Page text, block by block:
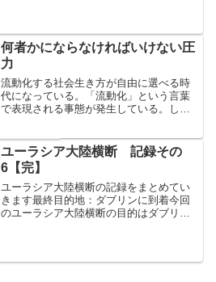
ーター 15824km1日走行距離 ...
何者かにならなければいけない圧
力
流動化する社会生き方が自由に選べる時
代になっている。「流動化」という言葉
で表現される事態が発生している。しか
て）自分自身がそれにコミットしていか
なければならないわけである...
ユーラシア大陸横断 記録その
6【完】
ユーラシア大陸横断の記録をまとめてい
きます最終目的地：ダブリンに到着今回
のユーラシア大陸横断の目的はダブリン
安的理由でかなり空路に頼...